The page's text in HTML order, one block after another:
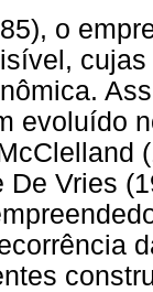
o
evoluído
De Vries